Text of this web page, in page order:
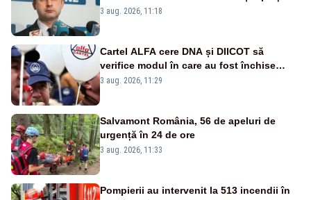
3 aug. 2026, 11:18
Cartel ALFA cere DNA și DIICOT să
verifice modul în care au fost închise
centralele pe cărbune
3 aug. 2026, 11:29
Salvamont România, 56 de apeluri de
urgență în 24 de ore
3 aug. 2026, 11:33
Pompierii au intervenit la 513 incendii în